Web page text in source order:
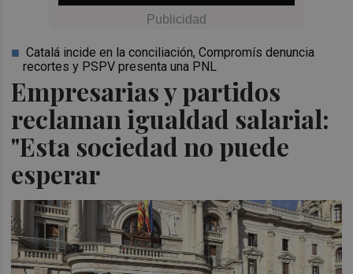
Empresarias y partidos
reclaman igualdad salarial:
"Esta sociedad no puede
esperar
Catalá incide en la conciliación, Compromís denuncia
recortes y PSPV presenta una PNL